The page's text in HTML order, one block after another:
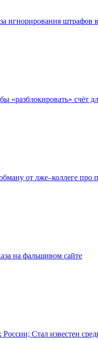
игнорирования штрафов
«разблокировать» счёт
от лже–коллеге про
на фальшивом сайте
Стал известен